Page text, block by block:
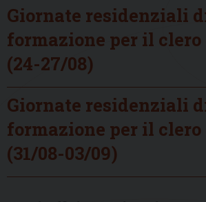
Giornate residenziali
formazione per il clero
(24-27/08)
Giornate residenziali
formazione per il clero
(31/08-03/09)